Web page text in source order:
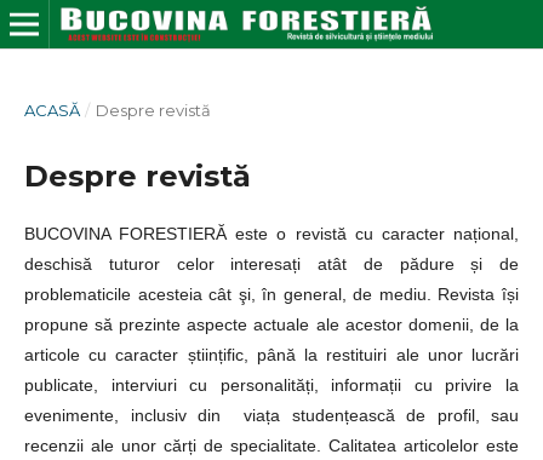
ACASĂ / Despre revistă
Despre revistă
BUCOVINA FORESTIERĂ este o revistă cu caracter național,
deschisă tuturor celor interesați atât de pădure și de
problematicile acesteia cât şi, în general, de mediu. Revista își
propune să prezinte aspecte actuale ale acestor domenii, de la
articole cu caracter științific, până la restituiri ale unor lucrări
publicate, interviuri cu personalități, informații cu privire la
evenimente, inclusiv din viața studențească de profil, sau
recenzii ale unor cărți de specialitate. Calitatea articolelor este